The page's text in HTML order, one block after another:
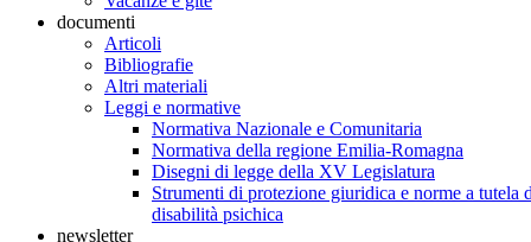
documenti
Articoli
Bibliografie
Altri materiali
Leggi e normative
Normativa Nazionale e Comunitaria
Normativa della regione Emilia-Romagna
Disegni di legge della XV Legislatura
Strumenti di protezione giuridica e norme a tutela
disabilità psichica
newsletter